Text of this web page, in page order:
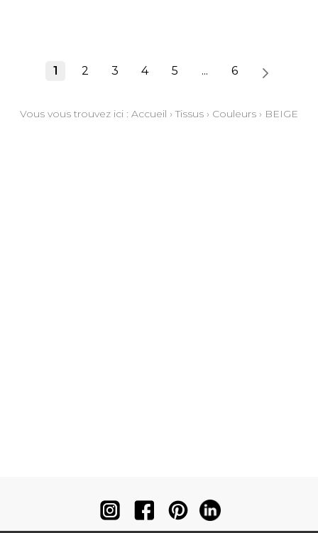
1 2 3 4 5 ... 6
Vous vous trouvez ici : Accueil ›Tissus › Couleurs › BEIGE